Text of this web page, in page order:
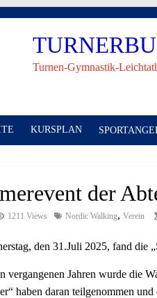
Turnen-Gymnastik-
KURSPLAN
der
1211 Views Nordic Walking, Verein
den 31.Juli 2025, fand die
vergangenen Jahren wurde die
haben daran teilgenommen